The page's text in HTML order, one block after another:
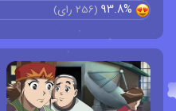
93.8%
(
256 رای)